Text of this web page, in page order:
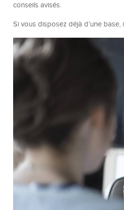
conseils avisés.
Si vous disposez déjà d’une